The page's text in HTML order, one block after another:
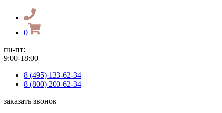
0
пн-пт:
9:00-18:00
8 (495) 133-62-34
8 (800) 200-62-34
заказать звонок